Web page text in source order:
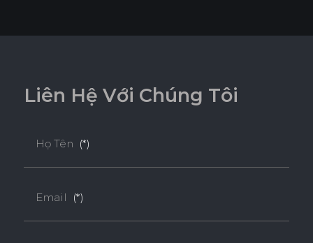
Kích Thước(mm)
* Tuỳ theo mã sản phẩm sẽ có kích thước khác
Liên Hệ Với Chúng Tôi
Họ Tên (*)
Email (*)